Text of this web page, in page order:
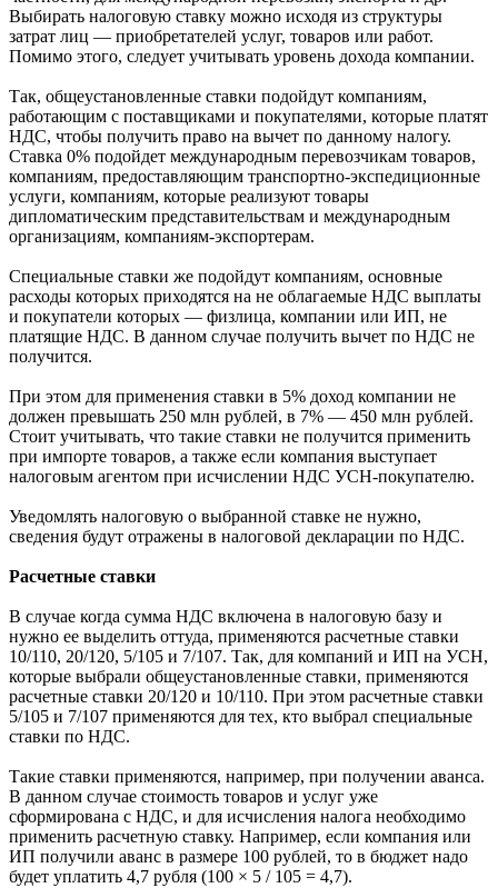
Выбирать налоговую ставку можно исходя из структуры
затрат лиц — приобретателей услуг, товаров или работ.
Помимо этого, следует учитывать уровень дохода компании.
Так, общеустановленные ставки подойдут компаниям,
работающим с поставщиками и покупателями, которые платят
НДС, чтобы получить право на вычет по данному налогу.
Ставка 0% подойдет международным перевозчикам товаров,
компаниям, предоставляющим транспортно-экспедиционные
услуги, компаниям, которые реализуют товары
дипломатическим представительствам и международным
организациям, компаниям-экспортерам.
Специальные ставки же подойдут компаниям, основные
расходы которых приходятся на не облагаемые НДС выплаты
и покупатели которых — физлица, компании или ИП, не
платящие НДС. В данном случае получить вычет по НДС не
получится.
При этом для применения ставки в 5% доход компании не
должен превышать 250 млн рублей, в 7% — 450 млн рублей.
Стоит учитывать, что такие ставки не получится применить
при импорте товаров, а также если компания выступает
налоговым агентом при исчислении НДС УСН-покупателю.
Уведомлять налоговую о выбранной ставке не нужно,
сведения будут отражены в налоговой декларации по НДС.
Расчетные ставки
В случае когда сумма НДС включена в налоговую базу и
нужно ее выделить оттуда, применяются расчетные ставки
10/110, 20/120, 5/105 и 7/107. Так, для компаний и ИП на УСН,
которые выбрали общеустановленные ставки, применяются
расчетные ставки 20/120 и 10/110. При этом расчетные ставки
5/105 и 7/107 применяются для тех, кто выбрал специальные
ставки по НДС.
Такие ставки применяются, например, при получении аванса.
В данном случае стоимость товаров и услуг уже
сформирована с НДС, и для исчисления налога необходимо
применить расчетную ставку. Например, если компания или
ИП получили аванс в размере 100 рублей, то в бюджет надо
будет уплатить 4,7 рубля (100 × 5 / 105 = 4,7).